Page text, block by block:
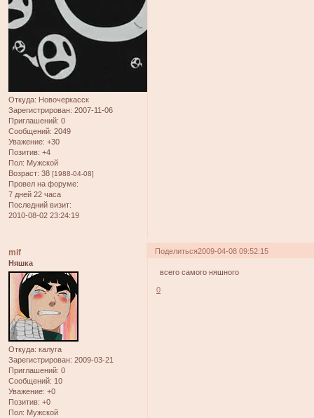
Откуда: Новочеркасск
Зарегистрирован: 2007-11-06
Приглашений: 0
Сообщений: 2049
Уважение: +30
Позитив: +4
Пол: Мужской
Возраст: 38 [1988-04-08]
Провел на форуме:
7 дней 22 часа
Последний визит:
2010-08-02 23:24:19
Поделиться2009-04-08 09:52:15
mif
Няшка
Откуда: калуга
Зарегистрирован: 2009-03-21
Приглашений: 0
Сообщений: 10
Уважение: +0
Позитив: +0
Пол: Мужской
всего самого няшного
0